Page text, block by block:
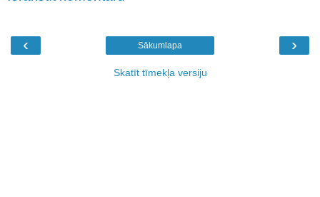
‹ ›
Sākumlapa
Skatīt tīmekļa versiju